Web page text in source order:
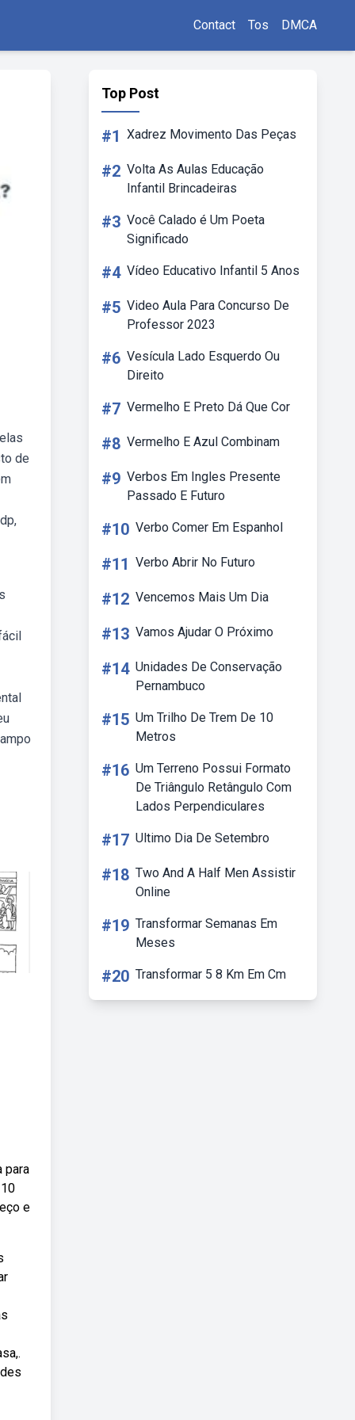
Contact Tos DMCA
de
para
e
Top Post
#1 Xadrez Movimento Das Peças
#2 Volta As Aulas Educação
Infantil Brincadeiras
#3 Você Calado é Um Poeta
Significado
#4 Vídeo Educativo Infantil 5 Anos
#5 Video Aula Para Concurso De
Professor 2023
#6 Vesícula Lado Esquerdo Ou
Direito
#7 Vermelho E Preto Dá Que Cor
#8 Vermelho E Azul Combinam
#9 Verbos Em Ingles Presente
Passado E Futuro
#10 Verbo Comer Em Espanhol
#11 Verbo Abrir No Futuro
#12 Vencemos Mais Um Dia
#13 Vamos Ajudar O Próximo
#14 Unidades De Conservação
Pernambuco
#15 Um Trilho De Trem De 10
Metros
#16 Um Terreno Possui Formato
De Triângulo Retângulo Com
Lados Perpendiculares
#17 Ultimo Dia De Setembro
#18 Two And A Half Men Assistir
Online
#19 Transformar Semanas Em
Meses
#20 Transformar 5 8 Km Em Cm